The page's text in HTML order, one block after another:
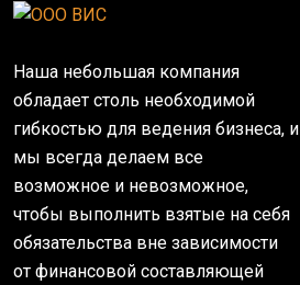
Наша небольшая компания
обладает столь необходимой
гибкостью для ведения бизнеса, и
мы всегда делаем все
возможное и невозможное,
чтобы выполнить взятые на себя
обязательства вне зависимости
от финансовой составляющей